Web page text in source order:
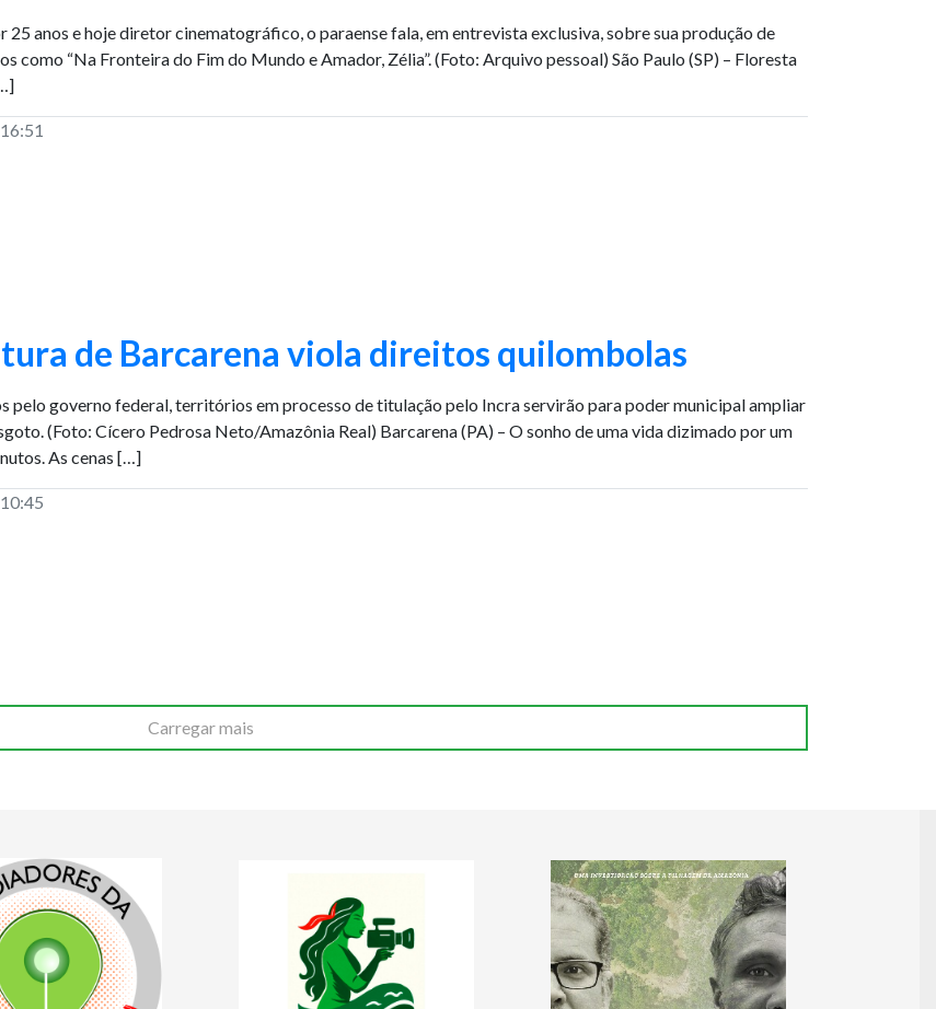
25 anos e hoje diretor cinematográfico, o paraense fala, em entrevista exclusiva, sobre sua produção de
como “Na Fronteira do Fim do Mundo e Amador, Zélia”. (Foto: Arquivo pessoal) São Paulo (SP) – Floresta
de Barcarena viola direitos quilombolas
pelo governo federal, territórios em processo de titulação pelo Incra servirão para poder municipal ampliar
(Foto: Cícero Pedrosa Neto/Amazônia Real) Barcarena (PA) – O sonho de uma vida dizimado por um
As cenas […]
Carregar mais